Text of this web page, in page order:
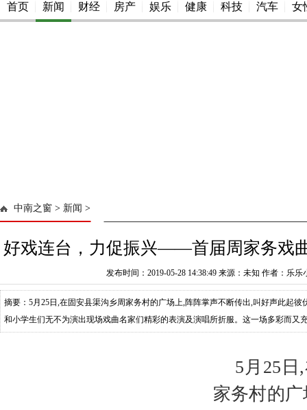
首页 新闻 财经 房产 娱乐 健康 科技 汽车 女
中南之窗 > 新闻 >
好戏连台，力促振兴——首届周家务戏
发布时间：2019-05-28 14:38:49 来源：未知 作者：乐乐
摘要：5月25日,在固安县渠沟乡周家务村的广场上,阵阵掌声不断传出,叫好声此起
和小学生们无不为演出现场戏曲名家们精彩的表演及演唱所折服。这一场多彩而又
5月25日
家务村的